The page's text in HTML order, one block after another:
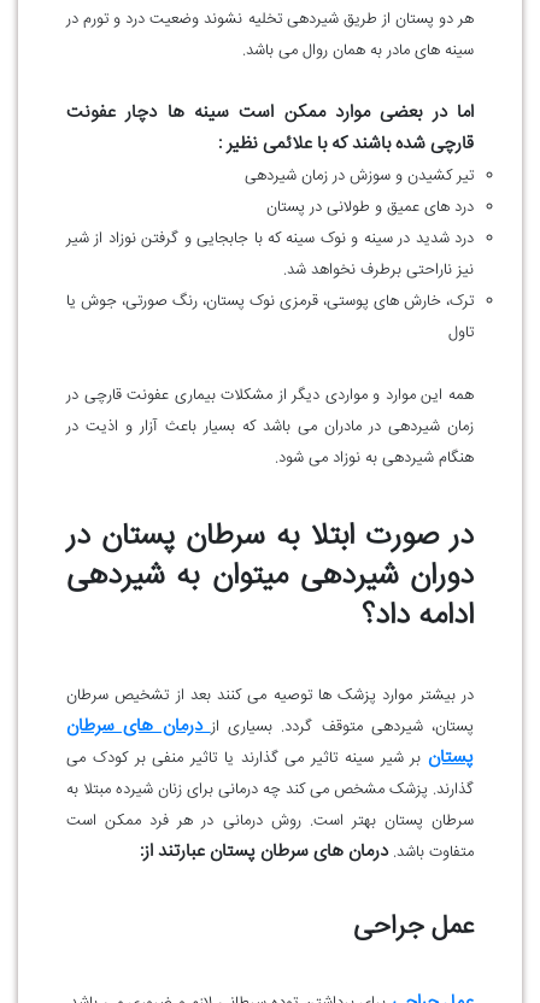
هر دو پستان از طریق شیردهی تخلیه نشوند وضعیت درد و تورم در
سینه های مادر به همان روال می باشد.
اما در بعضی موارد ممکن است سینه ها دچار عفونت
قارچی شده باشند که با علائمی نظیر :
تیر کشیدن و سوزش در زمان شیردهی
درد های عمیق و طولانی در پستان
درد شدید در سینه و نوک سینه که با جابجایی و گرفتن نوزاد از شیر
نیز ناراحتی برطرف نخواهد شد.
ترک، خارش های پوستی، قرمزی نوک پستان، رنگ صورتی، جوش یا
تاول
همه این موارد و مواردی دیگر از مشکلات بیماری عفونت قارچی در
زمان شیردهی در مادران می باشد که بسیار باعث آزار و اذیت در
هنگام شیردهی به نوزاد می شود.
در صورت ابتلا به سرطان پستان در
دوران شیردهی میتوان به شیردهی
ادامه داد؟
در بیشتر موارد پزشک ها توصیه می کنند بعد از تشخیص سرطان
پستان، شیردهی متوقف گردد. بسیاری ازدرمان های سرطان
پستان بر شیر سینه تاثیر می گذارند یا تاثیر منفی بر کودک می
گذارند. پزشک مشخص می کند چه درمانی برای زنان شیرده مبتلا به
سرطان پستان بهتر است. روش درمانی در هر فرد ممکن است
متفاوت باشد.درمان های سرطان پستان عبارتند از:
عمل جراحی